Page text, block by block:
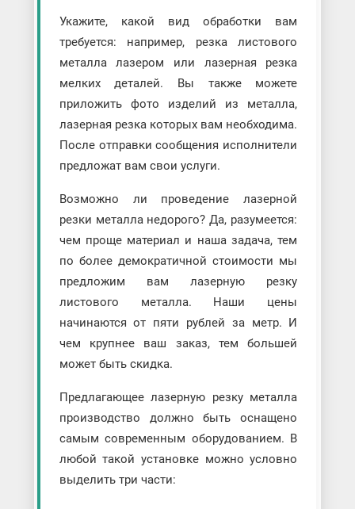
Укажите, какой вид обработки вам
требуется: например, резка листового
металла лазером или лазерная резка
мелких деталей. Вы также можете
приложить фото изделий из металла,
лазерная резка которых вам необходима.
После отправки сообщения исполнители
предложат вам свои услуги.
Возможно ли проведение лазерной
резки металла недорого? Да, разумеется:
чем проще материал и наша задача, тем
по более демократичной стоимости мы
предложим вам лазерную резку
листового металла. Наши цены
начинаются от пяти рублей за метр. И
чем крупнее ваш заказ, тем большей
может быть скидка.
Предлагающее лазерную резку металла
производство должно быть оснащено
самым современным оборудованием. В
любой такой установке можно условно
выделить три части: